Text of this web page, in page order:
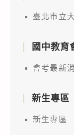
臺北市立
國中教育
會考最新
新生專區
新生專區